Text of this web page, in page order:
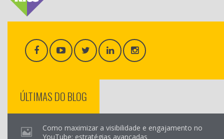
ÚLTIMAS DO BLOG
Como maximizar a visibilidade e engajamento no
YouTube: estratégias avançadas